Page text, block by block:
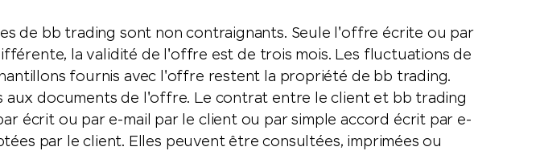
de bb trading sont non contraignants. Seule l'offre écrite ou par
la validité de l'offre est de trois mois. Les fluctuations de
fournis avec l'offre restent la propriété de bb trading.
aux documents de l'offre. Le contrat entre le client et bb trading
écrit ou par e-mail par le client ou par simple accord écrit par e-
par le client. Elles peuvent être consultées, imprimées ou